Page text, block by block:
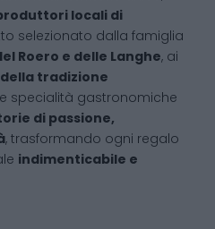
locali di
selezionato dalla famiglia
Roero e delle Langhe, ai
tradizione
specialità gastronomiche
di passione,
, trasformando ogni regalo
indimenticabile e